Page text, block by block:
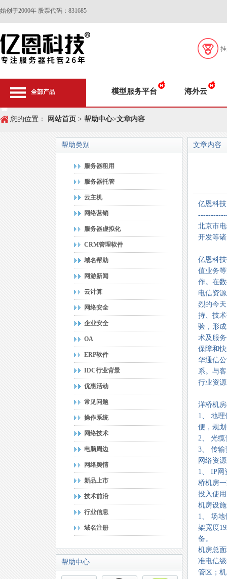
始创于2000年 股票代码：831685
全部产品 模型服务平台 海外云
您的位置： 网站首页 > 帮助中心>文章内容
帮助类别
服务器租用
服务器托管
云主机
网络营销
服务器虚拟化
CRM管理软件
域名帮助
网游新闻
云计算
网络安全
企业安全
OA
ERP软件
IDC行业背景
优惠活动
常见问题
操作系统
网络技术
电脑周边
网络舆情
新品上市
技术前沿
行业信息
域名注册
帮助中心
文章内容
亿恩科
北京市
开发等
亿恩科
值业务
作。在
电信资
烈的今
持、技
验，形
术及服
保障和
华通信
系。与
行业资
洋桥机
1、 地
便，规
2、 光缆
3、 传输
网络资
1、 IP网
桥机房
投入使用
机房设
1、 场
架宽度
备。
机房总
准电信
管区；